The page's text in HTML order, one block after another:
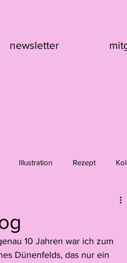
newsletter
Illustration Rezept
Max Kaufmann
Pia Zibulski
10 Jahren war ich zum
Dünenfelds, das nur ein